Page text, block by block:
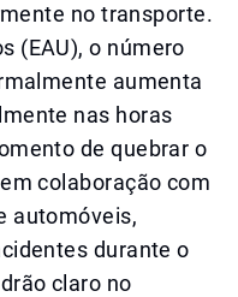
no transporte.
(EAU), o número
aumenta
nas horas
de quebrar o
colaboração com
automóveis,
durante o
claro no